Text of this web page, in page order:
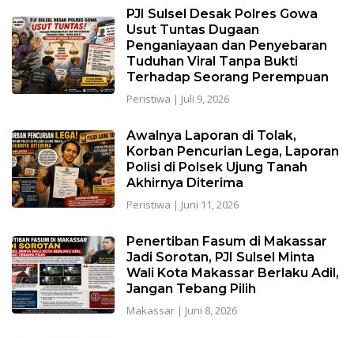
PJI Sulsel Desak Polres Gowa
Usut Tuntas Dugaan
Penganiayaan dan Penyebaran
Tuduhan Viral Tanpa Bukti
Terhadap Seorang Perempuan
Peristiwa | Juli 9, 2026
Awalnya Laporan di Tolak,
Korban Pencurian Lega, Laporan
Polisi di Polsek Ujung Tanah
Akhirnya Diterima
Peristiwa | Juni 11, 2026
Penertiban Fasum di Makassar
Jadi Sorotan, PJI Sulsel Minta
Wali Kota Makassar Berlaku Adil,
Jangan Tebang Pilih
Makassar| Juni 8, 2026